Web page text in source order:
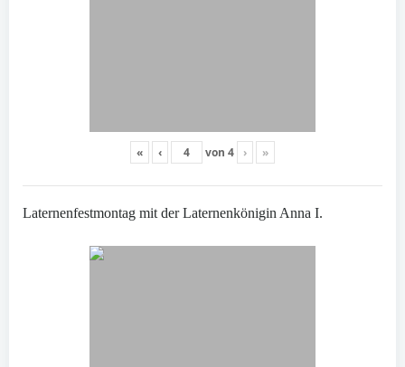
« ‹ von 4 › »
Laternenfestmontag mit der Laternenkönigin Anna I.